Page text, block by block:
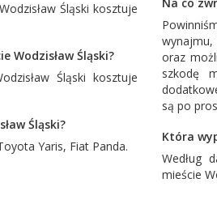
Śląski kosztuje
Wodzisław Śląski?
Śląski kosztuje
Śląski?
Yaris, Fiat Panda.
wynajmu,
oraz
szkodę
są po
Która
Według
mieście